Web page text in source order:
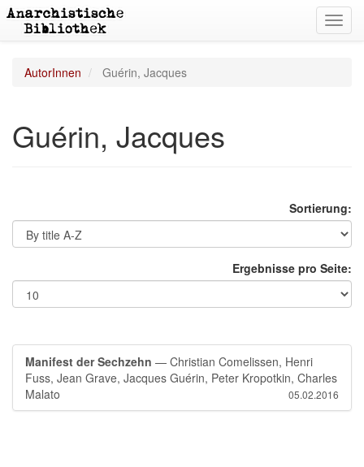
AutorInnen Guérin, Jacques
Guérin, Jacques
Sortierung:
Ergebnisse pro Seite:
Manifest der Sechzehn — Christian Comelissen, Henri
Fuss, Jean Grave, Jacques Guérin, Peter Kropotkin, Charles
Malato
05.02.2016